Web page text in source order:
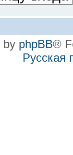
by phpBB®
Русская